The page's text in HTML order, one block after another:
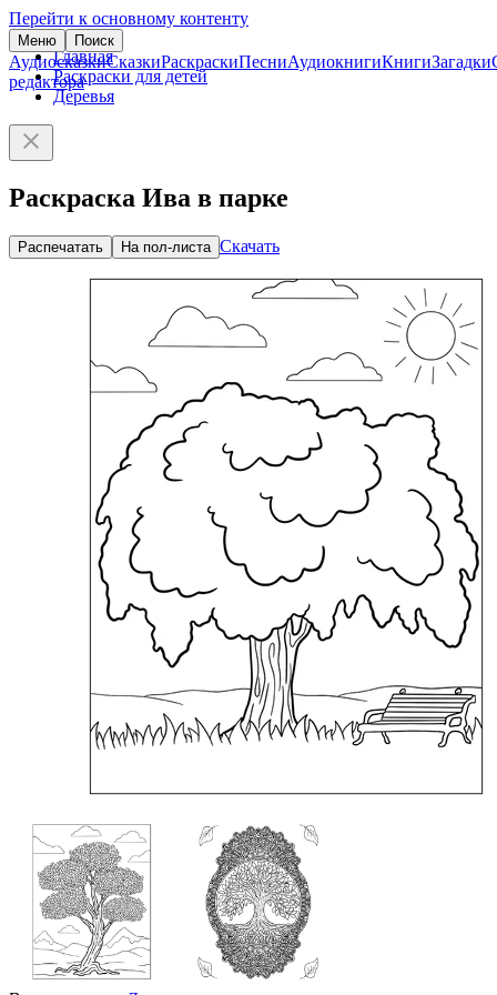
Перейти к основному контенту
Меню Поиск
АудиосказкиСказкиРаскраскиПесниАудиокнигиКнигиЗагадки
редактора
Главная
Раскраски для детей
Деревья
Раскраска Ива в парке
Распечатать На пол-листа Скачать